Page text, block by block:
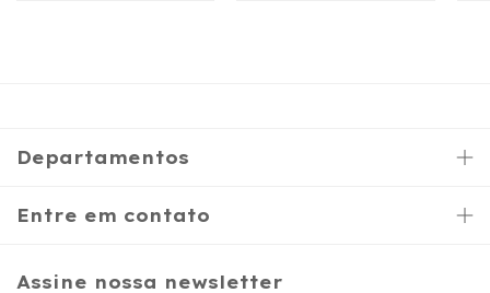
Departamentos
Entre em contato
Assine nossa newsletter